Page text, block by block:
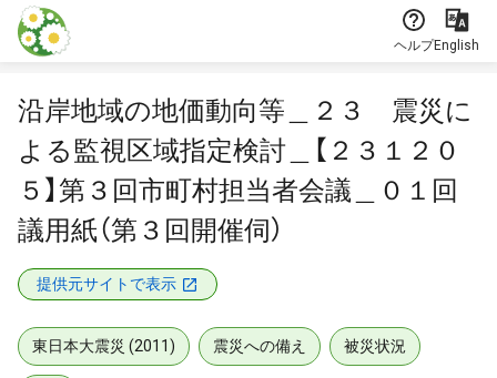
本文に飛ぶ
ヘルプEnglish
沿岸地域の地価動向等＿２３ 震災に
よる監視区域指定検討＿【２３１２０
５】第３回市町村担当者会議＿０１回
議用紙（第３回開催伺）
提供元サイトで表示
東日本大震災 (2011) 震災への備え 被災状況